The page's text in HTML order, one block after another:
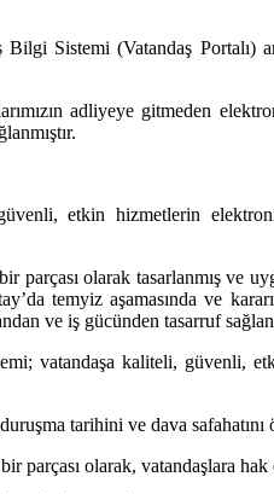
Bilgi Sistemi (Vatandaş Portalı)
adliyeye gitmeden
etkin hizmetlerin
parçası olarak tasarlanmış ve
temyiz aşamasında ve
ve iş gücünden tasarruf
vatandaşa kaliteli, güvenli,
tarihini ve dava
parçası olarak, vatandaşlara